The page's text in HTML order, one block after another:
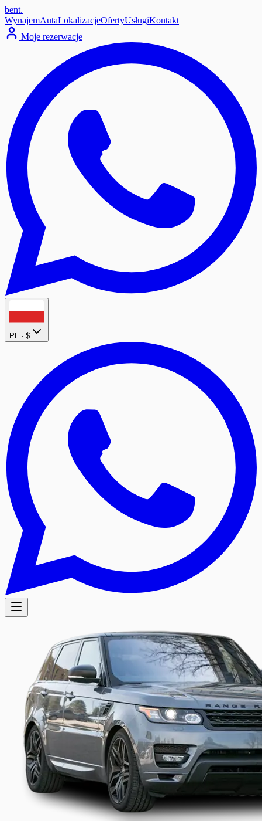
bent.
WynajemAutaLokalizacjeOfertyUsługiKontakt
Moje rezerwacje
PL · $